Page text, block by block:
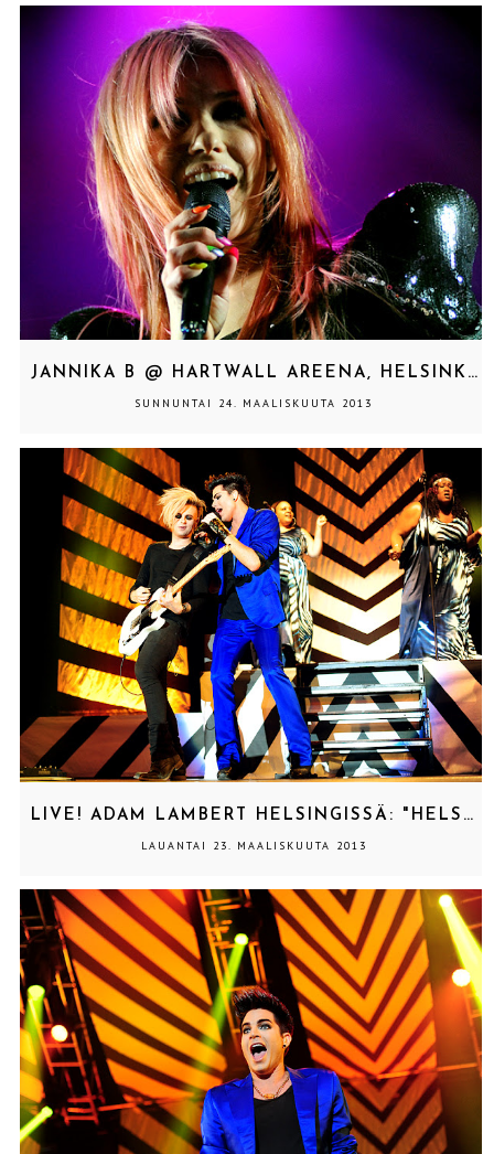
JANNIKA B @ HARTWALL AREENA, HELSINKI 22.3.2013
SUNNUNTAI 24. MAALISKUUTA 2013
LIVE! ADAM LAMBERT HELSINGISSÄ: "HELSINKI, GET KINKY!"
LAUANTAI 23. MAALISKUUTA 2013